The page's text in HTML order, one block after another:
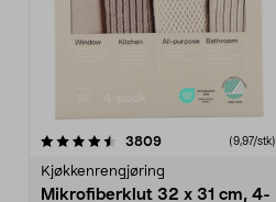
3809anmeldelser(9,97/stk)
Kjøkkenrengjøring
Mikrofiberklut 32 x 31 cm, 4-
4.5av 5 stjerner